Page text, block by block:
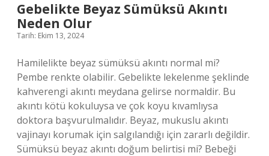
Gebelikte Beyaz Sümüksü Akıntı
Neden Olur
Tarih: Ekim 13, 2024
Hamilelikte beyaz sümüksü akıntı normal mi?
Pembe renkte olabilir. Gebelikte lekelenme şeklinde
kahverengi akıntı meydana gelirse normaldir. Bu
akıntı kötü kokuluysa ve çok koyu kıvamlıysa
doktora başvurulmalıdır. Beyaz, mukuslu akıntı
vajinayı korumak için salgılandığı için zararlı değildir.
Sümüksü beyaz akıntı doğum belirtisi mi? Bebeği